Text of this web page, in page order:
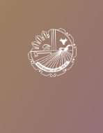
contenido